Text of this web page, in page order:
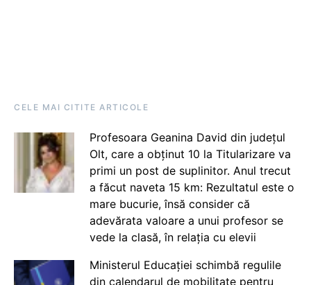
CELE MAI CITITE ARTICOLE
Profesoara Geanina David din județul
Olt, care a obținut 10 la Titularizare va
primi un post de suplinitor. Anul trecut
a făcut naveta 15 km: Rezultatul este o
mare bucurie, însă consider că
adevărata valoare a unui profesor se
vede la clasă, în relația cu elevii
Ministerul Educației schimbă regulile
din calendarul de mobilitate pentru